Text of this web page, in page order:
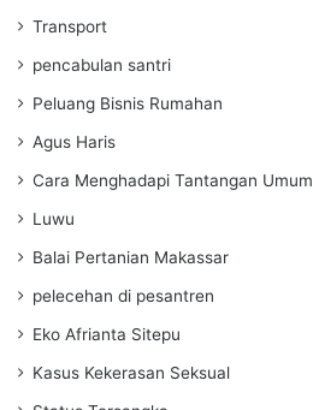
Transport
pencabulan santri
Peluang Bisnis Rumahan
Agus Haris
Cara Menghadapi Tantangan Umum
Luwu
Balai Pertanian Makassar
pelecehan di pesantren
Eko Afrianta Sitepu
Kasus Kekerasan Seksual